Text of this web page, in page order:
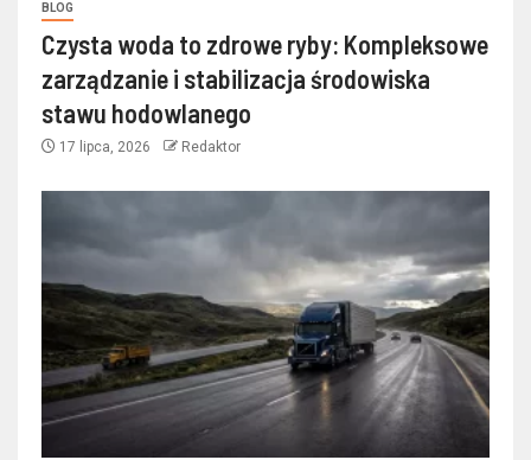
BLOG
Czysta woda to zdrowe ryby: Kompleksowe
zarządzanie i stabilizacja środowiska
stawu hodowlanego
17 lipca, 2026 Redaktor